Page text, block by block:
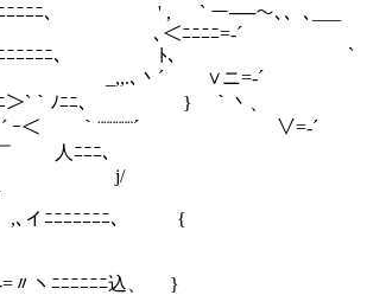
ﾆﾆﾆﾆﾆﾆﾆ､ ' , ` ー──～､、､___
＜ﾆﾆﾆﾆ=‐´
ﾆﾆﾆﾆﾆﾆﾆﾆﾆﾆﾆ､ ﾄ､ `
ヽ _,,.､丶´ ∨ニ=‐´
ﾆﾆﾆﾆ＞`｀ﾉﾆﾆ､ } ｀丶、
､丶´ ｰ＜ ｀¨¨¨¨¨¨´ ∨=‐´
￣ 人ﾆﾆﾆ､
.:､ j/
,､イﾆﾆﾆﾆﾆﾆﾆ､ {
〃ヽﾆﾆﾆﾆﾆﾆ込、 }